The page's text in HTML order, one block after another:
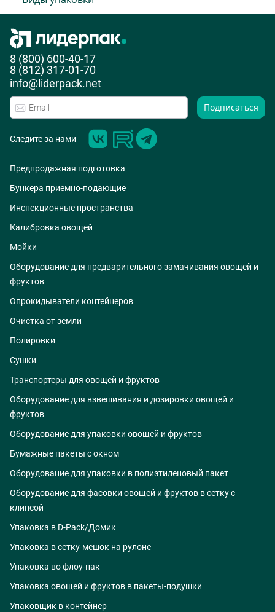
8 (800) 600-40-17
8 (812) 317-01-70
info@liderpack.net
Подписаться
Следите за нами
Предпродажная подготовка
Бункера приемно-подающие
Инспекционные пространства
Калибровка овощей
Мойки
Оборудование для предварительного замачивания овощей и
фруктов
Опрокидыватели контейнеров
Очистка от земли
Полировки
Сушки
Транспортеры для овощей и фруктов
Оборудование для взвешивания и дозировки овощей и
фруктов
Оборудование для упаковки овощей и фруктов
Бумажные пакеты с окном
Оборудование для упаковки в полиэтиленовый пакет
Оборудование для фасовки овощей и фруктов в сетку с
клипсой
Упаковка в D-Pack/Домик
Упаковка в сетку-мешок на рулоне
Упаковка во флоу-пак
Упаковка овощей и фруктов в пакеты-подушки
Упаковщик в контейнер